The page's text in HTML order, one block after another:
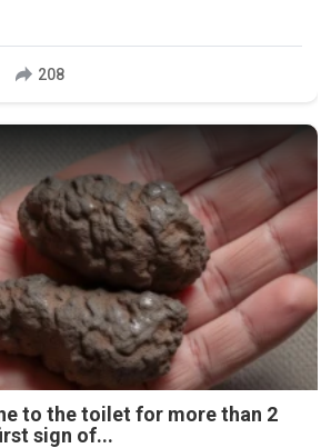
208
to the toilet for more than 2
sign of...